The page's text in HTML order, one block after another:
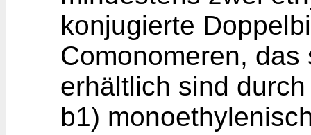
konjugierte
Comonomeren,
erhältlich sind
b1)